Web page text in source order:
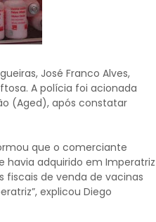
José Franco Alves,
A polícia foi acionada
(Aged), após constatar
que o comerciante
havia adquirido em Imperatriz
fiscais de venda de vacinas
explicou Diego